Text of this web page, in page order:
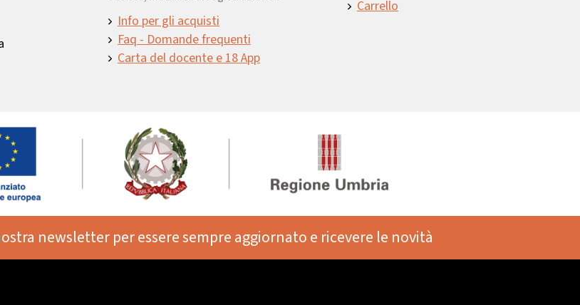
Info per gli acquisti
Faq - Domande frequenti
Carta del docente e 18 App
Carrello
newsletter per essere sempre aggiornato e ricevere le novità